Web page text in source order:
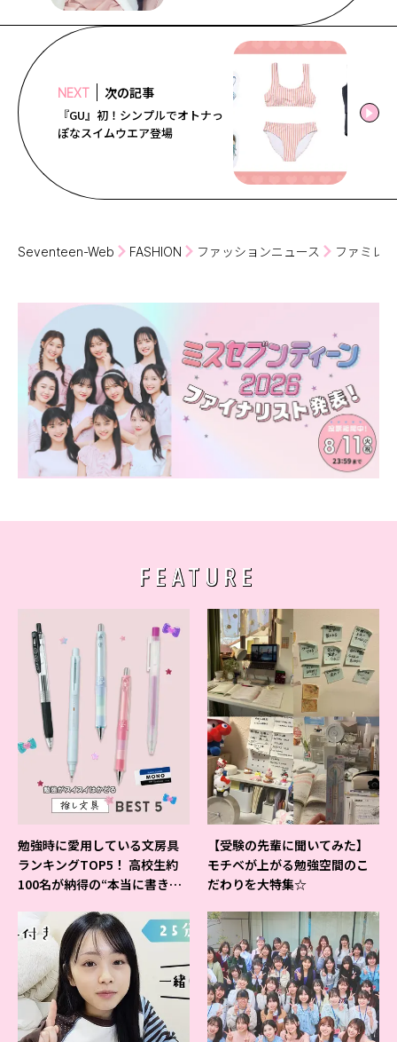
NEXT 次の記事
『GU』初！シンプルでオトナっ
ぽなスイムウエア登場
Seventeen-Web FASHION ファッションニュース ファミレ
FEATURE
勉強時に愛用している文房具
ランキングTOP5！ 高校生約
100名が納得の“本当に書きや
【受験の先輩に聞いてみた】
モチベが上がる勉強空間のこ
だわりを大特集☆